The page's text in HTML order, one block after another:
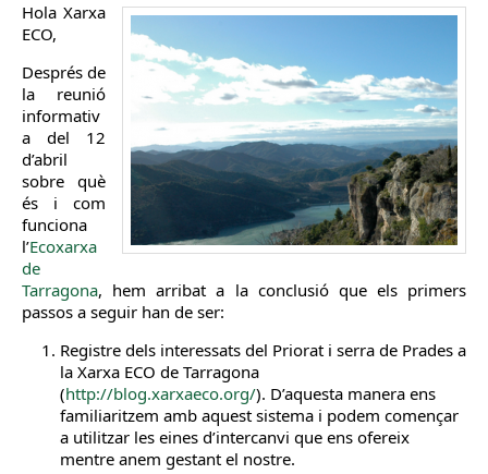
Hola Xarxa
ECO,
Després de
la reunió
informativ
a del 12
d’abril
sobre què
és i com
funciona
l’Ecoxarxa
de
Tarragona, hem arribat a la conclusió que els primers
passos a seguir han de ser:
Registre dels interessats del Priorat i serra de Prades a
la Xarxa ECO de Tarragona
(http://blog.xarxaeco.org/). D’aquesta manera ens
familiaritzem amb aquest sistema i podem començar
a utilitzar les eines d’intercanvi que ens ofereix
mentre anem gestant el nostre.